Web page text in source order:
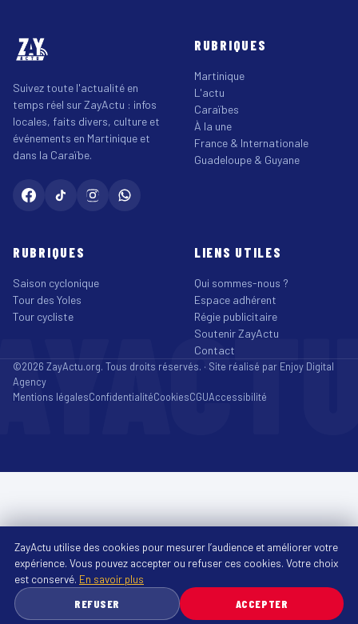
Suivez toute l'actualité en
temps réel sur ZayActu : infos
locales, faits divers, culture et
événements en Martinique et
dans la Caraïbe.
RUBRIQUES
Martinique
L'actu
Caraïbes
À la une
France & Internationale
Guadeloupe & Guyane
RUBRIQUES
Saison cyclonique
Tour des Yoles
Tour cycliste
LIENS UTILES
Qui sommes-nous ?
Espace adhérent
Régie publicitaire
Soutenir ZayActu
Contact
©2026 ZayActu.org. Tous droits réservés. · Site réalisé par Enjoy Digital
Agency
Mentions légalesConfidentialitéCookiesCGUAccessibilité
ZayActu utilise des cookies pour mesurer l’audience et améliorer votre
expérience. Vous pouvez accepter ou refuser ces cookies. Votre choix
est conservé. En savoir plus
REFUSER
ACCEPTER